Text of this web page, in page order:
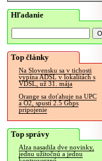
Hľadanie
Top články
Na Slovensku sa v tichosti
vypína ADSL v lokalitách s
VDSL, už 31. mája
Orange sa doťahuje na UPC
a O2, spustí 2.5 Gbps
pripojenie
Top správy
Alza nasadila dve novinky,
jednu užitočnú a jednu